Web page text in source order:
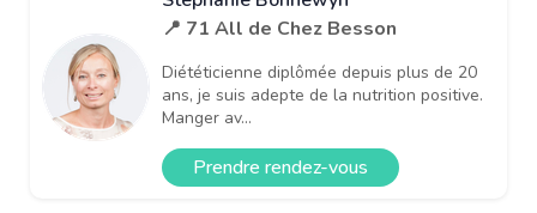
📍 71 All de Chez Besson
Diététicienne diplômée depuis plus de 20
ans, je suis adepte de la nutrition positive.
Manger av...
Prendre rendez-vous